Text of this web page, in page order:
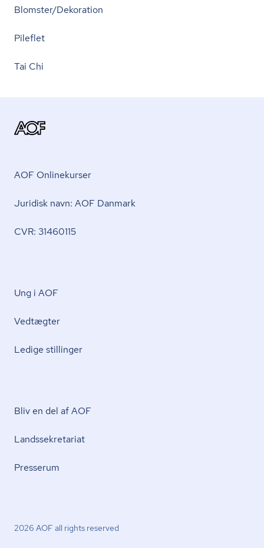
Blomster/Dekoration
Pileflet
Tai Chi
AOF Onlinekurser
Juridisk navn: AOF Danmark
CVR: 31460115
Ung i AOF
Vedtægter
Ledige stillinger
Bliv en del af AOF
Lands­se­kre­ta­ri­at
Presserum
2026 AOF all rights reserved